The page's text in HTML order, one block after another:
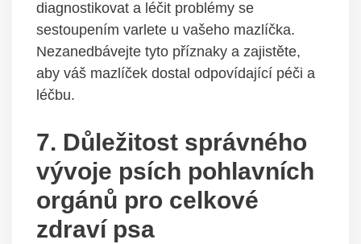
diagnostikovat a léčit ⁢problémy se
sestoupením varlete u‍ vašeho mazlíčka.
‍Nezanedbávejte tyto příznaky a zajistěte,
aby váš mazlíček dostal⁣ odpovídající péči a
léčbu.
7. ⁢Důležitost správného
vývoje‍ psích pohlavních
orgánů ‌pro celkové
zdraví psa